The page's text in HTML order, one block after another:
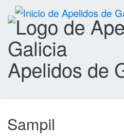
Apelidos de
Sampil